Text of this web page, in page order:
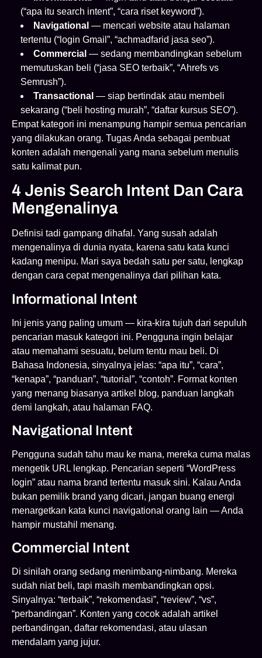
(“apa itu search intent”, “cara riset keyword”).
Navigational — mencari website atau halaman
tertentu (“login Gmail”, “achmadfarid jasa seo”).
Commercial — sedang membandingkan sebelum
memutuskan beli (“jasa SEO terbaik”, “Ahrefs vs
Semrush”).
Transactional — siap bertindak atau membeli
sekarang (“beli hosting murah”, “daftar kursus SEO”).
Empat kategori ini menampung hampir semua pencarian
yang dilakukan orang. Tugas Anda sebagai pembuat
konten adalah mengenali yang mana sebelum menulis
satu kalimat pun.
4 Jenis Search Intent Dan Cara
Mengenalinya
Definisi tadi gampang dihafal. Yang susah adalah
mengenalinya di dunia nyata, karena satu kata kunci
kadang menipu. Mari saya bedah satu per satu, lengkap
dengan cara cepat mengenalinya dari pilihan kata.
Informational Intent
Ini jenis yang paling umum — kira-kira tujuh dari sepuluh
pencarian masuk kategori ini. Pengguna ingin belajar
atau memahami sesuatu, belum tentu mau beli. Di
Bahasa Indonesia, sinyalnya jelas: “apa itu”, “cara”,
“kenapa”, “panduan”, “tutorial”, “contoh”. Format konten
yang menang biasanya artikel blog, panduan langkah
demi langkah, atau halaman FAQ.
Navigational Intent
Pengguna sudah tahu mau ke mana, mereka cuma malas
mengetik URL lengkap. Pencarian seperti “WordPress
login” atau nama brand tertentu masuk sini. Kalau Anda
bukan pemilik brand yang dicari, jangan buang energi
menargetkan kata kunci navigational orang lain — Anda
hampir mustahil menang.
Commercial Intent
Di sinilah orang sedang menimbang-nimbang. Mereka
sudah niat beli, tapi masih membandingkan opsi.
Sinyalnya: “terbaik”, “rekomendasi”, “review”, “vs”,
“perbandingan”. Konten yang cocok adalah artikel
perbandingan, daftar rekomendasi, atau ulasan
mendalam yang jujur.